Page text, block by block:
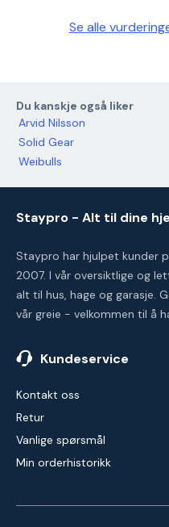
Se alle
Du kanskje også liker
Arvid Nilsson
Solid Gear
Weibulls
Staypro - Alt til dine
Staypro har hjulpet kunder
2007. I vår oversiktlige og
alt til hus, hage og garasje.
vår greie - velkommen til å
Kundeservice
Kontakt oss
Retur
Vanlige spørsmål
Min orderhistorikk